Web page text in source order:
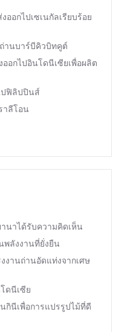
อกไปเซเนกัลเรียบร้อย
านบาร์บีคิวบิทคูต์
อกไปอินโดนีเซียเพื่อผลิต
ปฟิลิปปินส์
าลีโอน
นาได้รับความคิดเห็น
พลังงานที่ยั่งยืน
งานถ่านอัดแท่งจากเศษ
ดนีเซีย
กินีเพื่อการแปรรูปไม้ที่ดี